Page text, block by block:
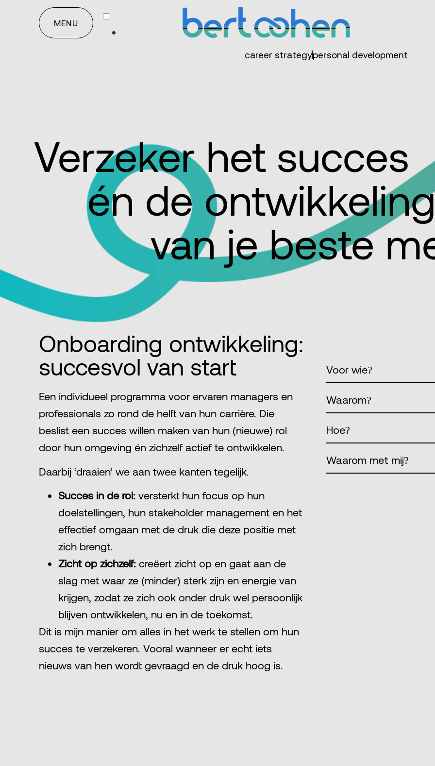
MENU
career strategypersonal development
Verzeker het succes
én de ontwikkeling
van je beste
Onboarding ontwikkeling:
succesvol van start
Een individueel programma voor ervaren managers en
professionals zo rond de helft van hun carrière. Die
beslist een succes willen maken van hun (nieuwe) rol
door hun omgeving én zichzelf actief te ontwikkelen.
Daarbij ‘draaien’ we aan twee kanten tegelijk.
Succes in de rol: versterkt hun focus op hun
doelstellingen, hun stakeholder management en het
effectief omgaan met de druk die deze positie met
zich brengt.
Zicht op zichzelf: creëert zicht op en gaat aan de
slag met waar ze (minder) sterk zijn en energie van
krijgen, zodat ze zich ook onder druk wel persoonlijk
blijven ontwikkelen, nu en in de toekomst.
Dit is mijn manier om alles in het werk te stellen om hun
succes te verzekeren. Vooral wanneer er echt iets
nieuws van hen wordt gevraagd en de druk hoog is.
Voor wie?
Waarom?
Hoe?
Waarom met mij?